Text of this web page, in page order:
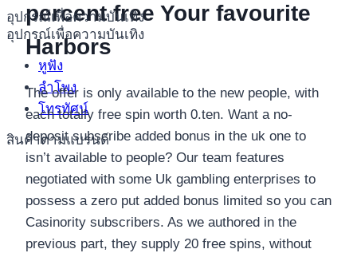
อุปกรณ์เพื่อความบันเทิง
อุปกรณ์เพื่อความบันเทิง
หูฟัง
ลำโพง
โทรทัศน์
สินค้าตามแบรนด์
percent free Your favourite
Harbors
The offer is only available to the new people, with
each totally free spin worth 0.ten. Want a no-
deposit subscribe added bonus in the uk one to
isn’t available to people? Our team features
negotiated with some Uk gambling enterprises to
possess a zero put added bonus limited so you can
Casinority subscribers. As we authored in the
previous part, they supply 20 free spins, without